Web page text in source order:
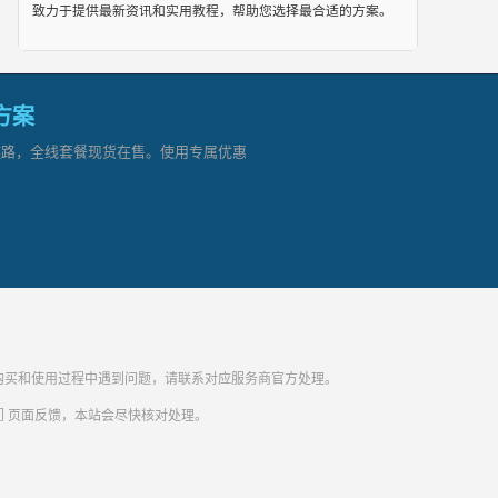
致力于提供最新资讯和实用教程，帮助您选择最合适的方案。
案
，全线套餐现货在售。使用专属优惠
使用过程中遇到问题，请联系对应服务商官方处理。
页面反馈，本站会尽快核对处理。